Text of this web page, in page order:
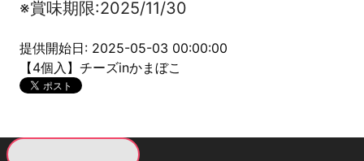
※賞味期限:2025/11/30
提供開始日: 2025-05-03 00:00:00
【4個入】チーズinかまぼこ